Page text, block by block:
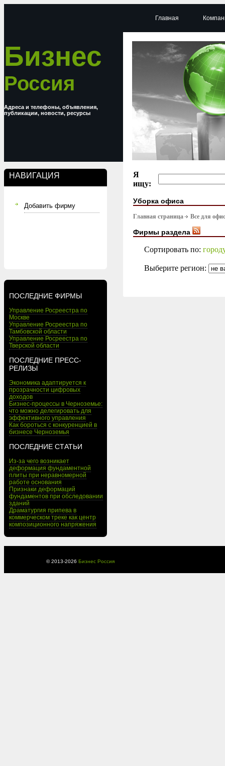
Бизнес
Россия
Адреса и телефоны, объявления,
публикации, новости, ресурсы
НАВИГАЦИЯ
Добавить фирму
ПОСЛЕДНИЕ ФИРМЫ
Управление Росреестра по
Москве
Управление Росреестра по
Тамбовской области
Управление Росреестра по
Тверской области
ПОСЛЕДНИЕ ПРЕСС-
РЕЛИЗЫ
Экономика адаптируется к
прозрачности цифровых
доходов
Бизнес-процессы в Черноземье:
что можно делегировать для
эффективного управления
Как бороться с конкуренцией в
бизнесе Черноземья
ПОСЛЕДНИЕ СТАТЬИ
Из-за чего возникает
деформация фундаментной
плиты при неравномерной
работе основания
Признаки деформаций
фундаментов при обследовании
зданий
Драматургия припева в
коммерческом треке как центр
композиционного напряжения
Главная
Я
ищу:
Уборка офиса
Главная страница Все для
Фирмы раздела
Сортировать по:
Выберите регион:
© 2013-2026 Бизнес Россия